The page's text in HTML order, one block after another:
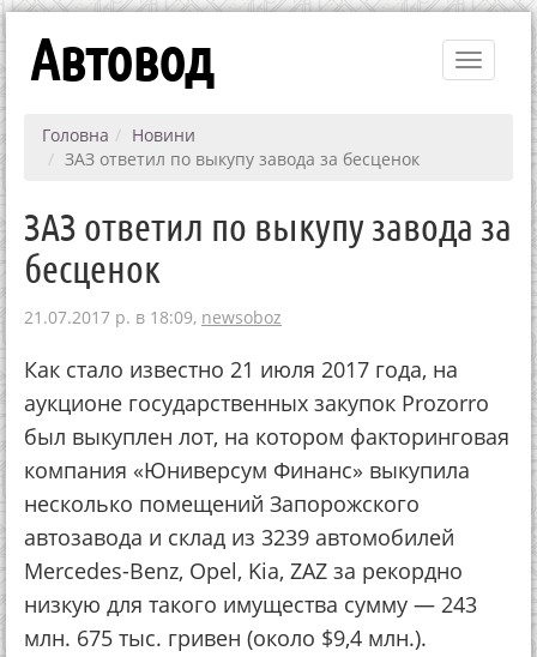
Toggle
Автовод
Головна
Новини
ЗАЗ ответил по выкупу завода за бесценок
ЗАЗ ответил по выкупу завода за
бесценок
21.07.2017 р. в 18:09, newsoboz
Как стало известно 21 июля 2017 года, на
аукционе государственных закупок Prozorro
был выкуплен лот, на котором факторинговая
компания «Юниверсум Финанс» выкупила
несколько помещений Запорожского
автозавода и склад из 3239 автомобилей
Mercedes-Benz, Opel, Kia, ZAZ за рекордно
низкую для такого имущества сумму — 243
млн. 675 тыс. гривен (около $9,4 млн.).